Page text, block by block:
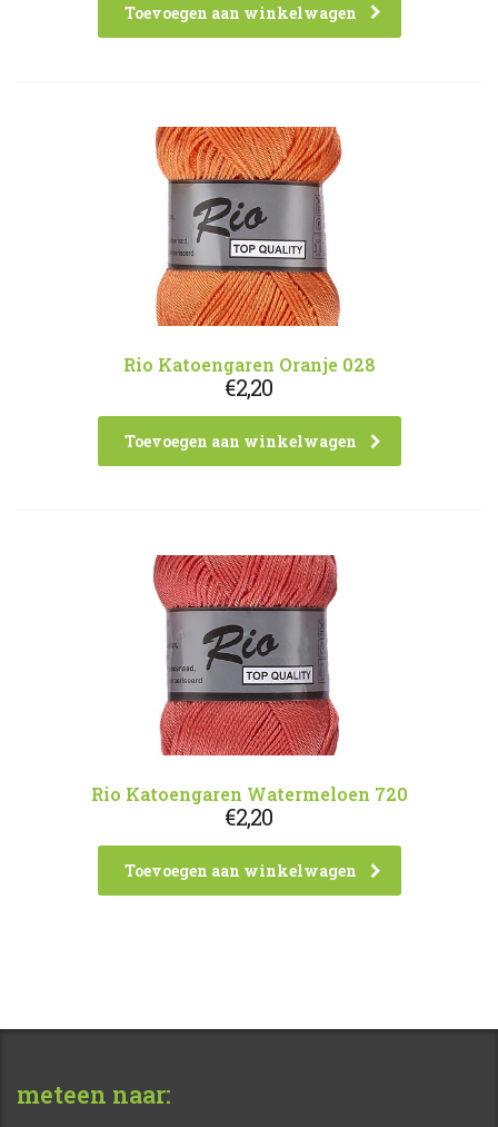
Toevoegen aan winkelwagen
Rio Katoengaren Oranje 028
€2,20
Toevoegen aan winkelwagen
Rio Katoengaren Watermeloen 720
€2,20
Toevoegen aan winkelwagen
meteen naar: